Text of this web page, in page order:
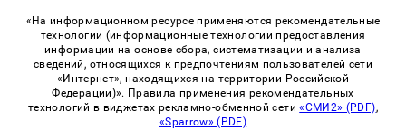
«На информационном ресурсе применяются рекомендательные
технологии (информационные технологии предоставления
информации на основе сбора, систематизации и анализа
сведений, относящихся к предпочтениям пользователей сети
«Интернет», находящихся на территории Российской
Федерации)». Правила применения рекомендательных
технологий в виджетах рекламно-обменной сети«СМИ2» (PDF),
«Sparrow» (PDF)